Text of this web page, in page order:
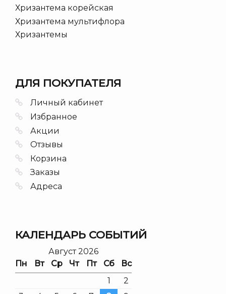
Хризантема корейская
Хризантема мультифлора
Хризантемы
ДЛЯ ПОКУПАТЕЛЯ
Личный кабинет
Избранное
Акции
Отзывы
Корзина
Заказы
Адреса
КАЛЕНДАРЬ СОБЫТИЙ
Август 2026
Пн
Вт Ср Чт Пт Сб
Вс
1
2